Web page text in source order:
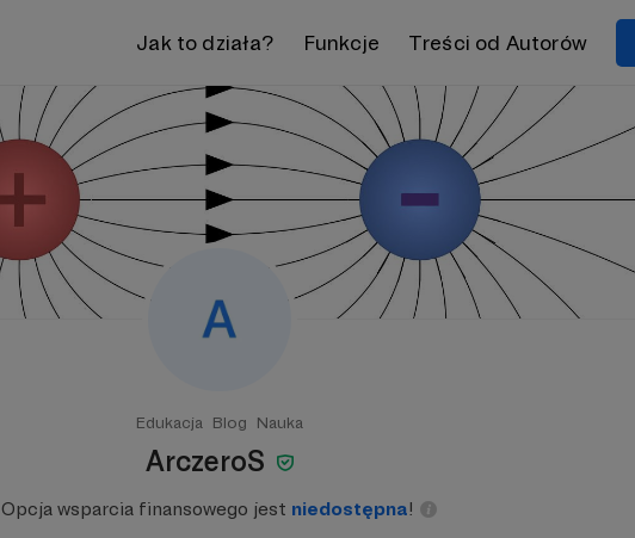
Jak to działa? Funkcje Treści od Autorów
Edukacja Blog Nauka
ArczeroS
Opcja wsparcia finansowego jest niedostępna!